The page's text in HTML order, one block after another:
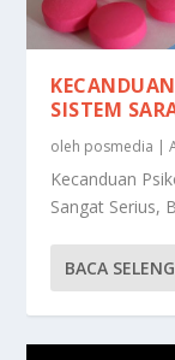
SISTEM
oleh posmedia |
Kecanduan
Sangat Serius,
BACA